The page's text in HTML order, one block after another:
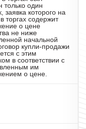
только один
заявка которого на
торгах содержит
о цене
не ниже
начальной
купли-продажи
с этим
в соответствии с
им
о цене.